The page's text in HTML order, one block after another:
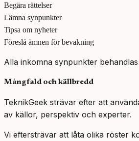
Begära rättelser
Lämna synpunkter
Tipsa om nyheter
Föreslå ämnen för bevakning
Alla inkomna synpunkter behandlas
Mångfald och källbredd
TeknikGeek strävar efter att
av källor, perspektiv och experter.
Vi eftersträvar att låta olika röster